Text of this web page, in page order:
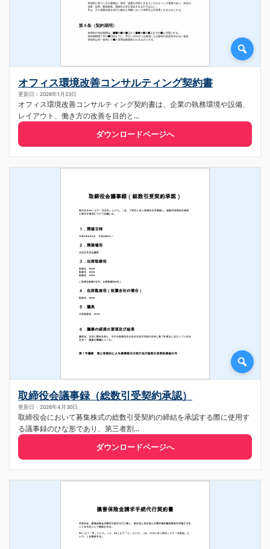
オフィス環境改善コンサルティング契約書
更新日：2026年1月23日
オフィス環境改善コンサルティング契約書は、企業の執務環境や設備、
レイアウト、働き方の改善を目的と...
ダウンロードページへ
取締役会議事録（総数引受契約承認）
更新日：2026年4月30日
取締役会において募集株式の総数引受契約の締結を承認する際に使用す
る議事録のひな形であり、第三者割...
ダウンロードページへ